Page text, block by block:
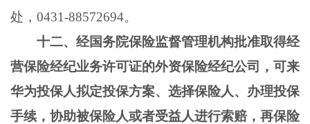
处，0431-88572694。
十二、经国务院保险监督管理机构批准取得经
营保险经纪业务许可证的外资保险经纪公司，可来
华为投保人拟定投保方案、选择保险人、办理投保
手续，协助被保险人或者受益人进行索赔，再保险